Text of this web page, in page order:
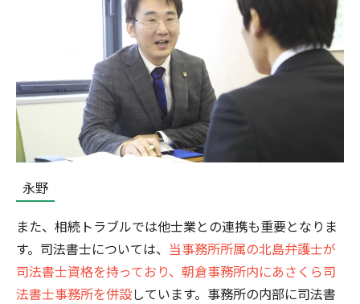
永野
また、相続トラブルでは他士業との連携も重要となりま
す。司法書士については、 当事務所所属の北島弁護士が
司法書士資格を持っており、朝倉事務所内にあさくら司
法書士事務所を併設しています。事務所の内部に司法書